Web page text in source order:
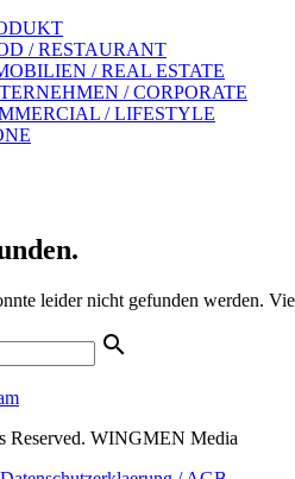
/ RESTAURANT
/ REAL ESTATE
/ CORPORATE
/ LIFESTYLE
leider nicht gefunden werden.
search
Reserved. WINGMEN Media